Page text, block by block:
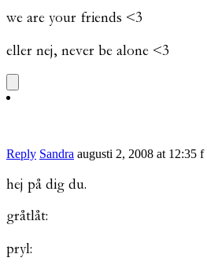
we are your friends <3
eller nej, never be alone <3
Reply Sandra augusti 2, 2008 at 12:35 f
hej på dig du.
gråtlåt:
pryl: